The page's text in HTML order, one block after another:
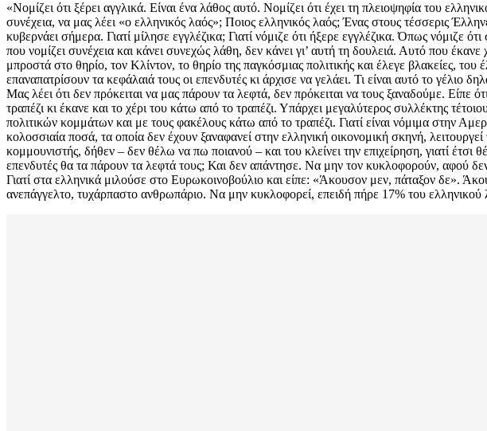
«Νομίζει ότι ξέρει αγγλικά. Είναι ένα λάθος αυτό. Νομίζει ότι έχει τη πλειοψηφία του
συνέχεια, να μας λέει «ο ελληνικός λαός»; Ποιος ελληνικός λαός; Ένας στους τέσσερις
κυβερνάει σήμερα. Γιατί μίλησε εγγλέζικα; Γιατί νόμιζε ότι ήξερε εγγλέζικα. Όπως
που νομίζει συνέχεια και κάνει συνεχώς λάθη, δεν κάνει γι’ αυτή τη δουλειά. Αυτό που
μπροστά στο θηρίο, τον Κλίντον, το θηρίο της παγκόσμιας πολιτικής και έλεγε βλακείες,
επαναπατρίσουν τα κεφάλαιά τους οι επενδυτές κι άρχισε να γελάει. Τι είναι αυτό το
Μας λέει ότι δεν πρόκειται να μας πάρουν τα λεφτά, δεν πρόκειται να τους ξαναδούμε.
τραπέζι κι έκανε και το χέρι του κάτω από το τραπέζι. Υπάρχει μεγαλύτερος συλλέκτης
πολιτικών κομμάτων και με τους φακέλους κάτω από το τραπέζι. Γιατί είναι νόμιμα στην
κολοσσιαία ποσά, τα οποία δεν έχουν ξαναφανεί στην ελληνική οικονομική σκηνή,
κομμουνιστής, δήθεν – δεν θέλω να πω ποιανού – και του κλείνει την επιχείρηση, γιατί
επενδυτές θα τα πάρουν τα λεφτά τους; Και δεν απάντησε. Να μην τον κυκλοφορούν, αφού
Γιατί στα ελληνικά μιλούσε στο Ευρωκοινοβούλιο και είπε: «Άκουσον μεν, πάταξον δε».
ανεπάγγελτο, τυχάρπαστο ανθρωπάριο. Να μην κυκλοφορεί, επειδή πήρε 17% του ελληνικού